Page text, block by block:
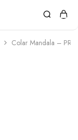
Colar Mandala –